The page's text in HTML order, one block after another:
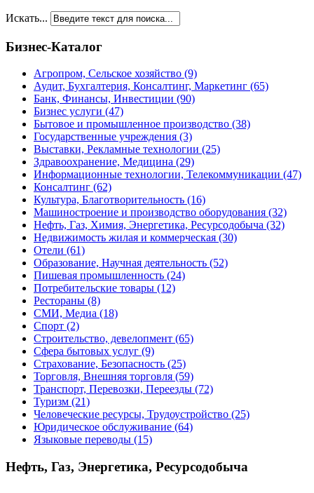
Искать...
Бизнес-Каталог
Агропром, Сельское хозяйство (9)
Аудит, Бухгалтерия, Консалтинг, Маркетинг (65)
Банк, Финансы, Инвестиции (90)
Бизнес услуги (47)
Бытовое и промышленное производство (38)
Государственные учреждения (3)
Выставки, Рекламные технологии (25)
Здравоохранение, Медицина (29)
Информационные технологии, Телекоммуникации (47)
Консалтинг (62)
Культура, Благотворительность (16)
Машиностроение и производство оборудования (32)
Нефть, Газ, Химия, Энергетика, Ресурсодобыча (32)
Недвижимость жилая и коммерческая (30)
Отели (61)
Образование, Научная деятельность (52)
Пишевая промышленность (24)
Потребительские товары (12)
Рестораны (8)
СМИ, Медиа (18)
Спорт (2)
Строительство, девелопмент (65)
Сфера бытовых услуг (9)
Страхование, Безопасность (25)
Торговля, Внешняя торговля (59)
Транспорт, Перевозки, Переезды (72)
Туризм (21)
Человеческие ресурсы, Трудоустройство (25)
Юридическое обслуживание (64)
Языковые переводы (15)
Нефть, Газ, Энергетика, Ресурсодобыча